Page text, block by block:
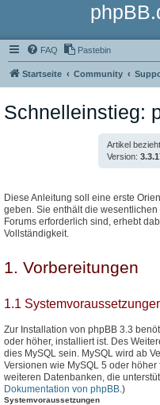
FAQ Pastebin
Startseite Community
Schnelleinstieg:
Artikel
Version:
Diese Anleitung soll eine erste
geben. Sie enthält die
Forums erforderlich sind, erhebt
Vollständigkeit.
1. Vorbereitungen
1.1
Zur Installation von phpBB 3.3
oder höher, installiert ist. Des
dies MySQL sein. MySQL wird ab
Versionen wie MySQL 5 oder
weiteren Datenbanken, die
Dokumentation von phpBB.)
Systemvoraussetzungen